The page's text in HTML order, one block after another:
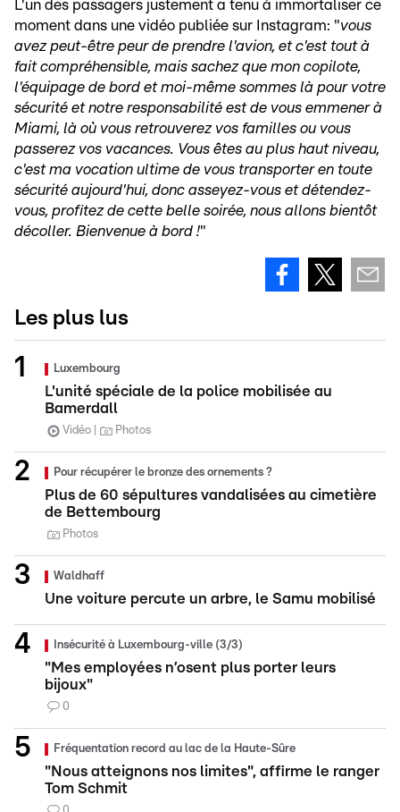
L'un des passagers justement a tenu à immortaliser ce
moment dans une vidéo publiée sur Instagram: "vous
avez peut-être peur de prendre l'avion, et c'est tout à
fait compréhensible, mais sachez que mon copilote,
l'équipage de bord et moi-même sommes là pour votre
sécurité et notre responsabilité est de vous emmener à
Miami, là où vous retrouverez vos familles ou vous
passerez vos vacances. Vous êtes au plus haut niveau,
c'est ma vocation ultime de vous transporter en toute
sécurité aujourd'hui, donc asseyez-vous et détendez-
vous, profitez de cette belle soirée, nous allons bientôt
décoller. Bienvenue à bord !"
Les plus lus
Luxembourg
L'unité spéciale de la police mobilisée au
Bamerdall
Vidéo Photos
Pour récupérer le bronze des ornements ?
Plus de 60 sépultures vandalisées au cimetière
de Bettembourg
Photos
Waldhaff
Une voiture percute un arbre, le Samu mobilisé
Insécurité à Luxembourg-ville (3/3)
"Mes employées n’osent plus porter leurs
bijoux"
0
Fréquentation record au lac de la Haute-Sûre
"Nous atteignons nos limites", affirme le ranger
Tom Schmit